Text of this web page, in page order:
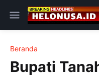
Beranda
Bupati